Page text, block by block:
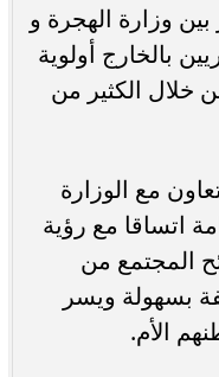
وزارة الهجرة و
بالخارج أولوية
خلال الكثير من
مع الوزارة
اتساقا مع رؤية
المجتمع من
بسهولة ويسر
الأم.